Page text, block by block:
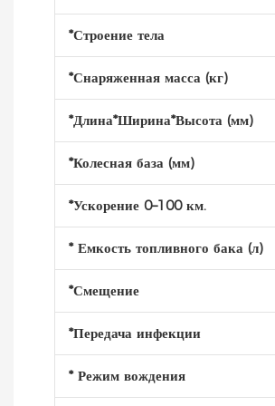
*Строение тела
*Снаряженная масса (кг)
*Длина*Ширина*Высота (мм)
*Колесная база (мм)
*Ускорение 0–100 км.
* Емкость топливного бака (л)
*Смещение
*Передача инфекции
* Режим вождения